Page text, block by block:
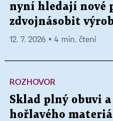
nyní hledají nové
zdvojnásobit
12. 7. 2026 ▪ 4 min. čtení
ROZHOVOR
Sklad plný obuvi
hořlavého